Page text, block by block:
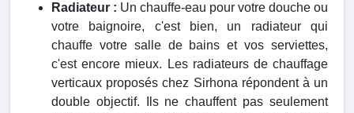
Radiateur : Un chauffe-eau pour votre douche ou
votre baignoire, c'est bien, un radiateur qui
chauffe votre salle de bains et vos serviettes,
c'est encore mieux. Les radiateurs de chauffage
verticaux proposés chez Sirhona répondent à un
double objectif. Ils ne chauffent pas seulement